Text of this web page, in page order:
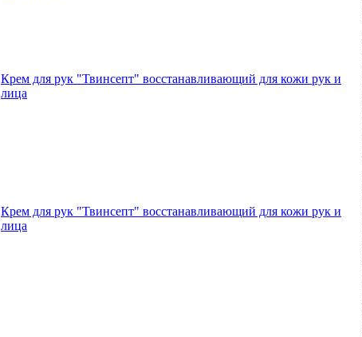
Крем для рук "Твинсепт" восстанавливающий для кожи рук и
лица
Крем для рук "Твинсепт" восстанавливающий для кожи рук и
лица